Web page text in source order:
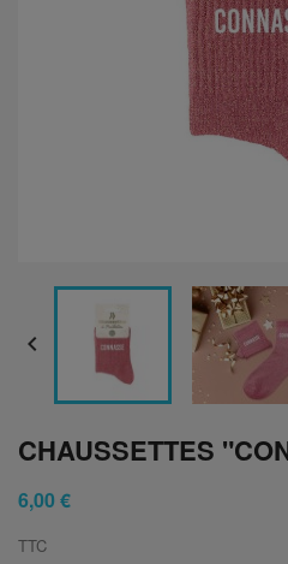

CHAUSSETTES
6,00 €
TTC